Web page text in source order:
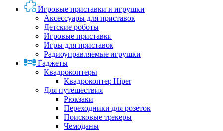
Игровые приставки и игрушки
Аксессуары для приставок
Детские роботы
Игровые приставки
Игры для приставок
Радиоуправляемые игрушки
Гаджеты
Квадрокоптеры
Квадрокоптер Hiper
Для путешествия
Рюкзаки
Переходники для розеток
Поисковые трекеры
Чемоданы